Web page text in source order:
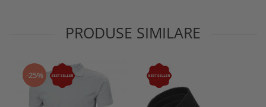
PRODUSE SIMILARE
-25%